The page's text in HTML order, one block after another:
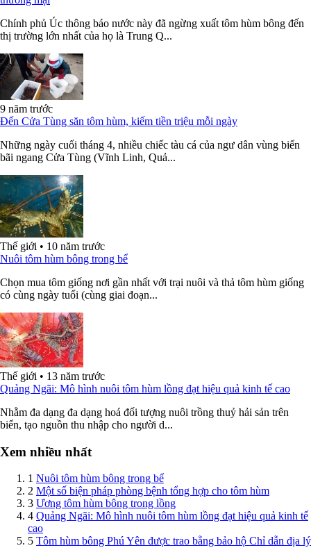
Chính phủ Úc thông báo nước này đã ngừng xuất tôm hùm bông đến
thị trường lớn nhất của họ là Trung Q...
9 năm trước
Đến Cửa Tùng săn tôm hùm, kiếm tiền triệu mỗi ngày
Những ngày cuối tháng 4, nhiều chiếc tàu cá của ngư dân vùng biển
bãi ngang Cửa Tùng (Vĩnh Linh, Quả...
Thế giới • 10 năm trước
Nuôi tôm hùm bông trong bể
Chọn mua tôm giống nơi gần nhất với trại nuôi và thả tôm hùm giống
có cùng ngày tuổi (cùng giai đoạn...
Thế giới • 13 năm trước
Quảng Ngãi: Mô hình nuôi tôm hùm lồng đạt hiệu quả kinh tế cao
Nhằm đa dạng đa dạng hoá đối tượng nuôi trồng thuỷ hải sản trên
biển, tạo nguồn thu nhập cho người d...
Xem nhiều nhất
1 Nuôi tôm hùm bông trong bể
2 Một số biện pháp phòng bệnh tổng hợp cho tôm hùm
3 Ương tôm hùm bông trong lồng
4 Quảng Ngãi: Mô hình nuôi tôm hùm lồng đạt hiệu quả kinh tế
cao
5 Tôm hùm bông Phú Yên được trao bằng bảo hộ Chỉ dẫn địa lý